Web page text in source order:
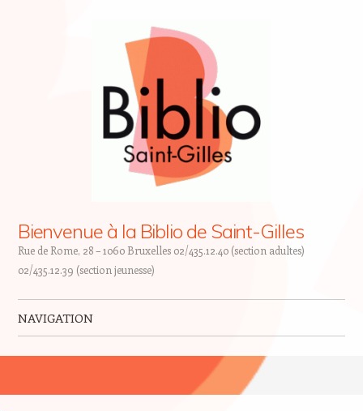
Bienvenue à la Biblio de Saint-Gilles
Rue de Rome, 28 – 1060 Bruxelles 02/435.12.40 (section adultes)
02/435.12.39 (section jeunesse)
NAVIGATION